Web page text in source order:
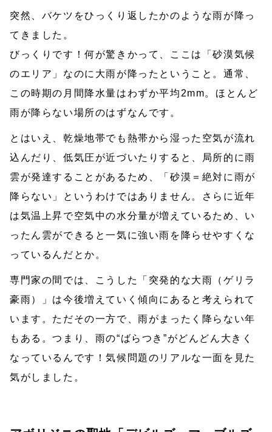
突然、バケツをひっくり返したかのような雨が降っ
てきました。
びっくりです！何が驚きかって、ここは「砂漠気候
のエリア」なのに大雨が降ったということ。通常、
この時期の月間降水量はわずか平均2mm。ほとんど
雨が降らない場所のはずなんです。
とはいえ、乾燥地帯でも熱帯から湿った空気が流れ
込んだり、低気圧が近づいたりすると、局所的に雨
雲が発達することがあるため、「砂漠＝絶対に雨が
降らない」というわけではありません。さらに近年
は気温上昇で空気中の水分量が増えているため、い
ったん雲ができると一気に強い雨を降らせやすくな
っているんだとか。
専門家の間では、こうした「突発的な大雨（ゲリラ
豪雨）」は今後増えていく傾向にあると考えられて
います。ただその一方で、雨がまったく降らない年
もある。つまり、雨の“ばらつき”がどんどん大きく
なっているんです！気候問題のリアルな一面を見た
気がしました。